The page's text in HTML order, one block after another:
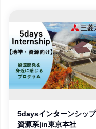
5daysインターンシップ
資源系|in東京本社